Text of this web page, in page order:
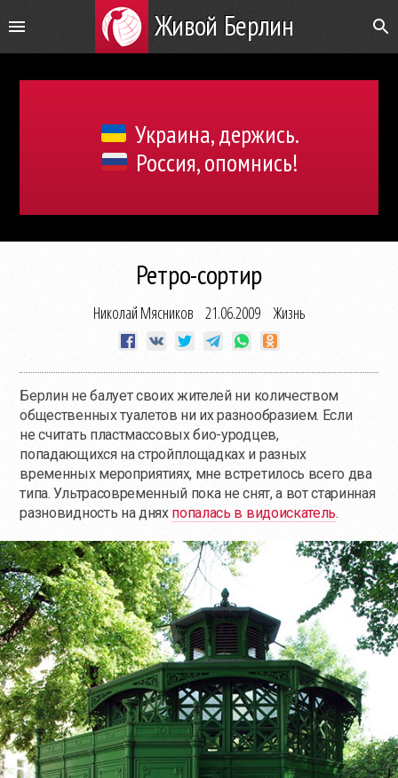
Живой Берлин
Украина, держись.
Россия, опомнись!
Ретро-сортир
Николай Мясников 21.06.2009Жизнь
Берлин не балует своих жителей ни количеством
общественных туалетов ни их разнообразием. Если
не считать пластмассовых био-уродцев,
попадающихся на стройплощадках и разных
временных мероприятиях, мне встретилось всего два
типа. Ультрасовременный пока не снят, а вот старинная
разновидность на днях попалась в видоискатель.